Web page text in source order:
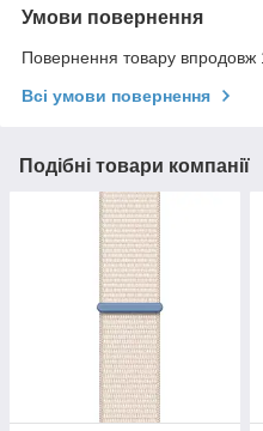
Умови повернення
Повернення товару впродовж
Всі умови повернення
Подібні товари компанії